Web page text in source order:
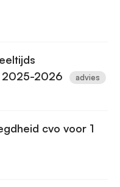
2025-2026
advies
cvo voor 1